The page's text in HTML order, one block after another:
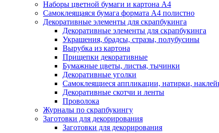
Наборы цветной бумаги и картона А4
Самоклеящаяся бумага формата А4 полистно
Декоративные элементы для скрапбукинга
Декоративные элементы для скрапбукинга
Украшения, брадсы, стразы, полубусины
Вырубка из картона
Прищепки декоративные
Бумажные цветы, листья, тычинки
Декоративные уголки
Самоклеящиеся аппликации, натирки,
Декоративные скотчи и ленты
Проволока
Журналы по скрапбукингу
Заготовки для декорирования
Заготовки для декорирования